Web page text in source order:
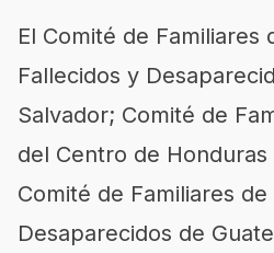
El Comité de Familiares
Fallecidos y
Salvador; Comité de
del Centro de Honduras
Comité de Familiares
Desaparecidos de